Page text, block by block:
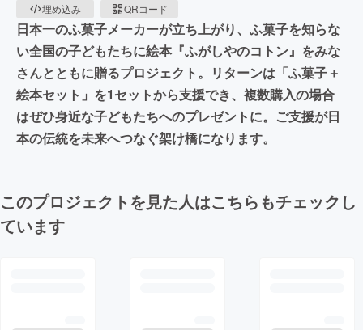
埋め込み
QRコード
日本一のふ菓子メーカーが立ち上がり、ふ菓子を知らな
い全国の子どもたちに絵本『ふがしやのコトン』をみな
さんとともに贈るプロジェクト。リターンは「ふ菓子＋
絵本セット」を1セットから支援でき、複数購入の場合
はぜひ身近な子どもたちへのプレゼントに。ご支援が日
本の伝統を未来へつなぐ架け橋になります。
このプロジェクトを見た人はこちらもチェックし
ています